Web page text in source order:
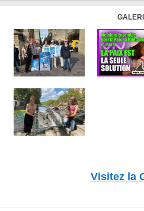
Visitez la